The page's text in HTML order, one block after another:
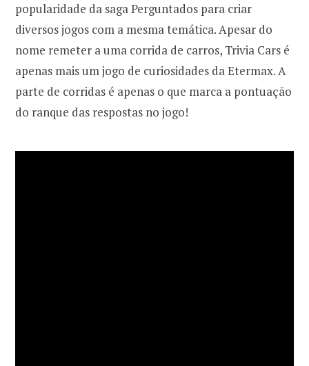
popularidade da saga Perguntados para criar
diversos jogos com a mesma temática. Apesar do
nome remeter a uma corrida de carros, Trivia Cars é
apenas mais um jogo de curiosidades da Etermax. A
parte de corridas é apenas o que marca a pontuação
do ranque das respostas no jogo!